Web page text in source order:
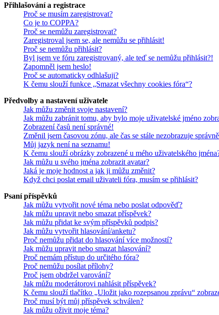
Přihlašování a registrace
Proč se musím zaregistrovat?
Co je to COPPA?
Proč se nemůžu zaregistrovat?
Zaregistroval jsem se, ale nemůžu se přihlásit!
Proč se nemůžu přihlásit?
Byl jsem ve fóru zaregistrovaný, ale teď se nemůžu přihlásit?!
Zapomněl jsem heslo!
Proč se automaticky odhlašuji?
K čemu slouží funkce „Smazat všechny cookies fóra“?
Předvolby a nastavení uživatele
Jak můžu změnit svoje nastavení?
Jak můžu zabránit tomu, aby bylo moje uživatelské jméno
Zobrazení časů není správné!
Změnil jsem časovou zónu, ale čas se stále nezobrazuje
Můj jazyk není na seznamu!
K čemu slouží obrázky zobrazené u mého uživatelského
Jak můžu u svého jména zobrazit avatar?
Jaká je moje hodnost a jak ji můžu změnit?
Když chci poslat email uživateli fóra, musím se přihlásit?
Psaní příspěvků
Jak můžu vytvořit nové téma nebo poslat odpověď?
Jak můžu upravit nebo smazat příspěvek?
Jak můžu přidat ke svým příspěvků podpis?
Jak můžu vytvořit hlasování/anketu?
Proč nemůžu přidat do hlasování více možností?
Jak můžu upravit nebo smazat hlasování?
Proč nemám přístup do určitého fóra?
Proč nemůžu posílat přílohy?
Proč jsem obdržel varování?
Jak můžu moderátorovi nahlásit příspěvek?
K čemu slouží tlačítko „Uložit jako rozepsanou zprávu“
Proč musí být můj příspěvek schválen?
Jak můžu oživit moje téma?